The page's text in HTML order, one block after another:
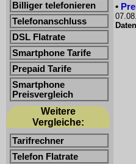
Billiger telefonieren
Telefonanschluss
DSL Flatrate
Smartphone Tarife
Prepaid Tarife
Smartphone
Preisvergleich
Weitere
Vergleiche:
Tarifrechner
Telefon Flatrate
•